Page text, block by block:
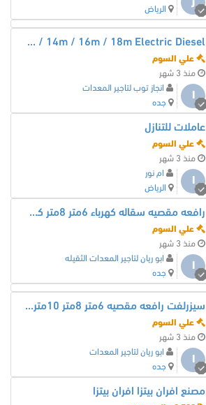
ر
الرياض
Scissor lifts for rent in Jeddah / 10m / 12m / 14m / 16m / 18m Electric Diesel
علي السوم
منذ 3 شهر
ا
انجاز توب لتاجير المعدات
جده
عاملات للتنازل
علي السوم
منذ 3 شهر
ا
ام نور
الرياض
رافعه مقصيه سقاله كهرباء 6متر 8متر كهرباء للايجار جده مكه
علي السوم
منذ 3 شهر
ا
ابو ريان لتاجير المعدات الثقيله
جده
سيزرلفت رافعه مقصيه 6متر 8متر 10متر 12متر 14متر 16متر كهرباء للايجار جده scissorlift for rent Jaddah
علي السوم
منذ 3 شهر
ا
ابو ريان لتاجير المعدات
جده
مصنع افران بيتزا افران بيتزا